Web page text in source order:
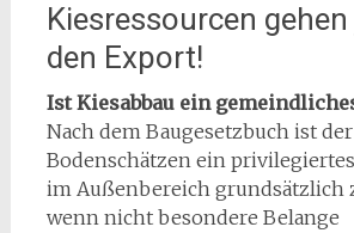
Kiesressourcen
den Export!
Ist Kiesabbau ein
Nach dem Baugesetzbuch ist
Bodenschätzen ein privilegiertes
im Außen­bereich grundsätzlich
wenn nicht besondere Belange